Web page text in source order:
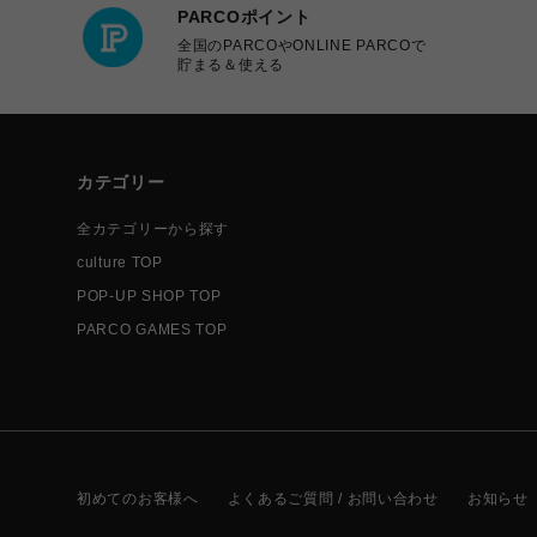
PARCOポイント
全国のPARCOやONLINE PARCOで
貯まる＆使える
カテゴリー
全カテゴリーから探す
culture TOP
POP-UP SHOP TOP
PARCO GAMES TOP
初めてのお客様へ よくあるご質問 / お問い合わせ お知らせ